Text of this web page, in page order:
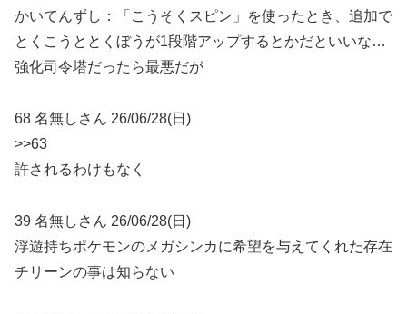
かいてんずし：「こうそくスピン」を使ったとき、追加で
とくこうととくぼうが1段階アップするとかだといいな…
強化司令塔だったら最悪だが
68 名無しさん 26/06/28(日)
>>63
許されるわけもなく
39 名無しさん 26/06/28(日)
浮遊持ちポケモンのメガシンカに希望を与えてくれた存在
チリーンの事は知らない